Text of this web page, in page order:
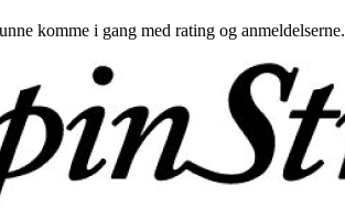
komme i gang med rating og anmeldelserne.